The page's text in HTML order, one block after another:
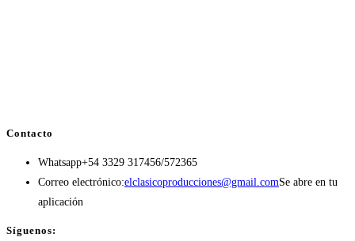
Contacto
Whatsapp+54 3329 317456/572365
Correo electrónico:elclasicoproducciones@gmail.comSe abre en tu
aplicación
Síguenos: